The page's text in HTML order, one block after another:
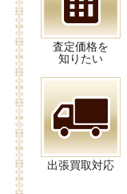
査定価格を
知りたい
出張買取対応